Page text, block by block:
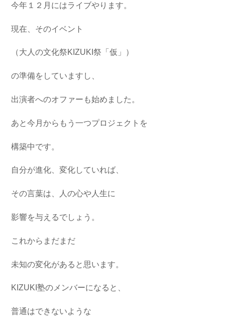
今年１２月にはライブやります。
現在、そのイベント
（大人の文化祭KIZUKI祭「仮」）
の準備をしていますし、
出演者へのオファーも始めました。
あと今月からもう一つプロジェクトを
構築中です。
自分が進化、変化していれば、
その言葉は、人の心や人生に
影響を与えるでしょう。
これからまだまだ
未知の変化があると思います。
KIZUKI塾のメンバーになると、
普通はできないような